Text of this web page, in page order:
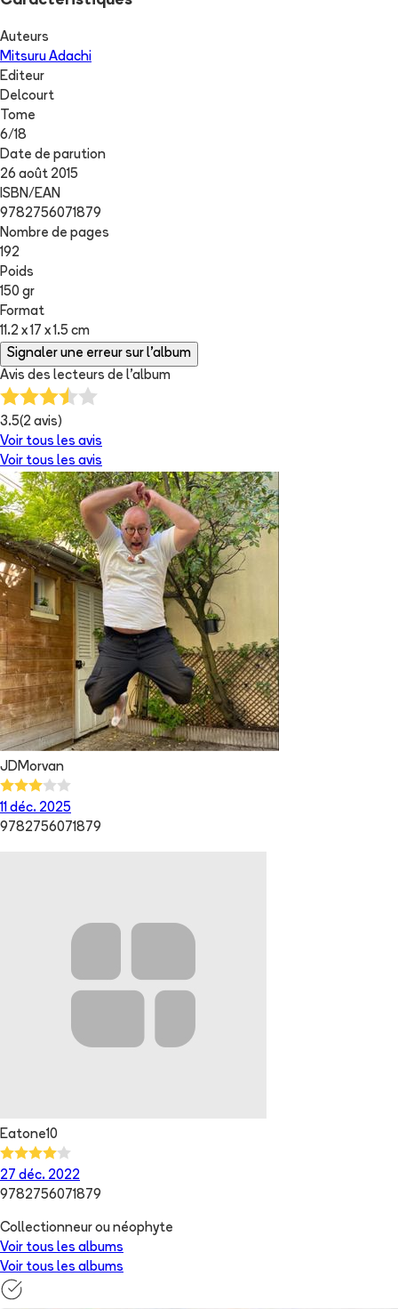
Auteurs
Mitsuru Adachi
Editeur
Delcourt
Tome
6/18
Date de parution
26 août 2015
ISBN/EAN
9782756071879
Nombre de pages
192
Poids
150 gr
Format
11.2 x 17 x 1.5 cm
Signaler une erreur sur l'album
Avis des lecteurs de l'album
3.5(2 avis)
Voir tous les avis
Voir tous les avis
JDMorvan
11 déc. 2025
9782756071879
Eatone10
27 déc. 2022
9782756071879
Collectionneur ou néophyte
Voir tous les albums
Voir tous les albums